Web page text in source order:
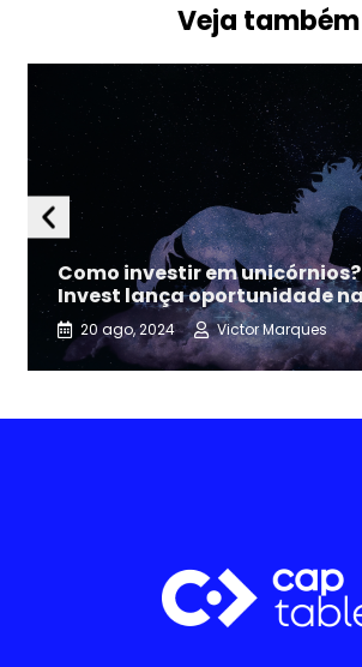
Veja também
Como investir em
Invest lança oportunidade
20 ago, 2024 Victor Marques